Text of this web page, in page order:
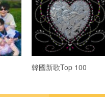
韓國新歌Top 100